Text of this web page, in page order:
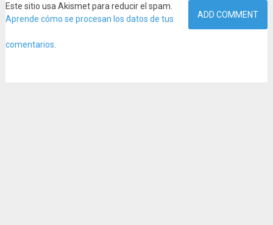
Este sitio usa Akismet para reducir el spam.
Aprende cómo se procesan los datos de tus
comentarios